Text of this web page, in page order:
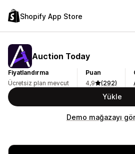
Shopify App Store
Auction Today
Fiyatlandırma
Ücretsiz plan mevcut
Puan
4,9
(292)
Yükle
Demo mağazayı